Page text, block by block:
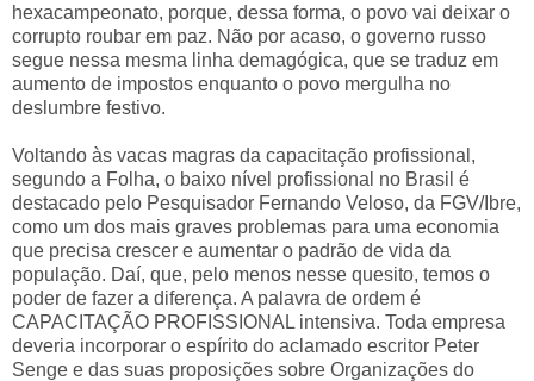
hexacampeonato, porque, dessa forma, o povo vai deixar o
corrupto roubar em paz. Não por acaso, o governo russo
segue nessa mesma linha demagógica, que se traduz em
aumento de impostos enquanto o povo mergulha no
deslumbre festivo.
Voltando às vacas magras da capacitação profissional,
segundo a Folha, o baixo nível profissional no Brasil é
destacado pelo Pesquisador Fernando Veloso, da FGV/Ibre,
como um dos mais graves problemas para uma economia
que precisa crescer e aumentar o padrão de vida da
população. Daí, que, pelo menos nesse quesito, temos o
poder de fazer a diferença. A palavra de ordem é
CAPACITAÇÃO PROFISSIONAL intensiva. Toda empresa
deveria incorporar o espírito do aclamado escritor Peter
Senge e das suas proposições sobre Organizações do